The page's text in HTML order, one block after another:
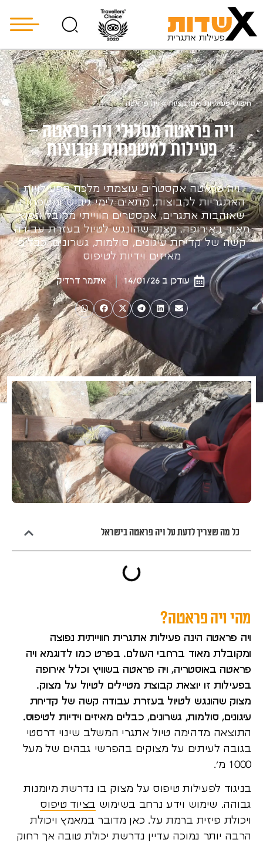
חיפוש פעילויות ואטרקציות»ויה פראטה
ויה פראטה מסלולי ויה פראטה –
פעילות למשפחות וקבוצות
ויה פראטה אקסטרים עוצמתי מלכת הפעילויות
האתגריות לקבוצות, מתאים לימי גיבוש ומשפחות
שאוהבות אתגרים, אקסטרים חווייתי מקובל ונפוץ
מאוד באירופה. מצוק שהונגש לטיול בעזרת עבודה
קשה של קדיחת עיגונים, סולמות, גשרונים, כבלים
מאיזים וידיות לטיפוס
עודכן ב 14/01/26 איתמר דרדיק
כל מה שצריך לדעת על ויה פראטה בישראל
מהי ויה פראטה?
ויה פראטה הינה פעילות אתגרית חווייתית נפוצה
ומקובלת מאוד ברחבי העולם. בפרט כמו לדוגמא ויה
פראטה באוסטריה, ויה פראטה בשוויץ וכלל אירופה
בפעילות זו יוצאת קבוצת מטיילים לטיול על מצוק.
מצוק שהונגש לטיול בעזרת עבודה קשה של קדיחת
עיגונים, סולמות, גשרונים, כבלים מאיזים וידיות לטיפוס.
התוצאה מדהימה טיול אתגרי המשלב שינוי דרסטי
בגובה לעיתים על מצוקים בהפרשי גבהים של מעל
1000 מ’.
בניגוד לפעילות טיפוס על מצוק בו נדרשת מיומנות
גבוהה. שימוש וידע נרחב בשימוש בציוד טיפוס
ויכולת פיזית ברמת על. כאן מדובר במאמץ ויכולת
הרבה יותר נמוכה עדיין נדרשת יכולת טובה אך רחוק